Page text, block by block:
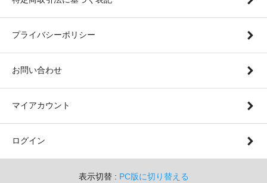
プライバシーポリシー
お問い合わせ
マイアカウント
ログイン
表示切替 : PC版に切り替える